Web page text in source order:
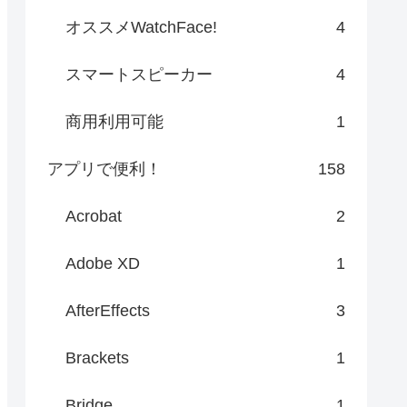
オススメWatchFace! 4
スマートスピーカー 4
商用利用可能 1
アプリで便利！ 158
Acrobat 2
Adobe XD 1
AfterEffects 3
Brackets 1